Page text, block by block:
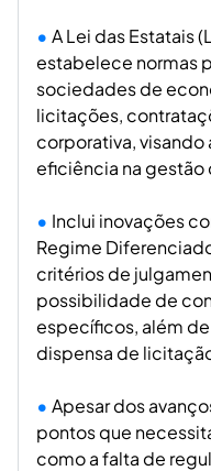
A Lei das Estatais
estabelece normas
sociedades de
licitações,
corporativa, visando
eficiência na gestão
Inclui inovações
Regime
critérios de
possibilidade de
específicos, além de
dispensa de
Apesar dos
pontos que
como a falta de